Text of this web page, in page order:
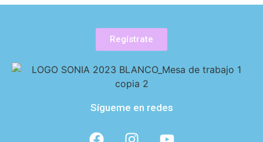
Regístrate
Sígueme en redes